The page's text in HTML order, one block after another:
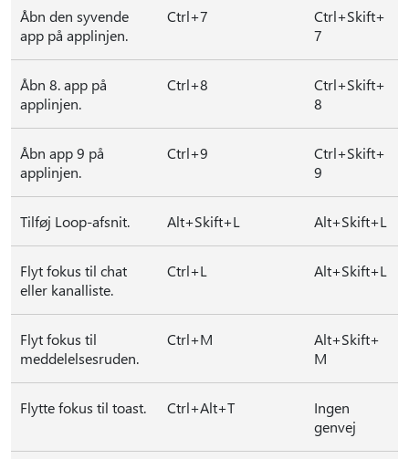
Åbn den syvende
app på applinjen.
Ctrl+7
Ctrl+Skift+
7
Åbn 8. app på
applinjen.
Ctrl+8
Ctrl+Skift+
8
Åbn app 9 på
applinjen.
Ctrl+9
Ctrl+Skift+
9
Tilføj Loop-afsnit. Alt+Skift+L Alt+Skift+L
Flyt fokus til chat
eller kanalliste.
Ctrl+L Alt+Skift+L
Flyt fokus til
meddelelsesruden.
Ctrl+M
Alt+Skift+
M
Flytte fokus til toast. Ctrl+Alt+T
Ingen
genvej